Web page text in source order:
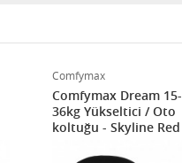
Comfymax
Comfymax Dream 15-
36kg Yükseltici / Oto
koltuğu - Skyline Red